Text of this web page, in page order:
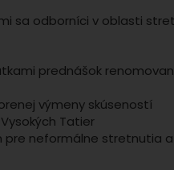
sa odborníci v oblasti
prednášok
výmeny skúseností
Tatier
pre neformálne stretnutia a